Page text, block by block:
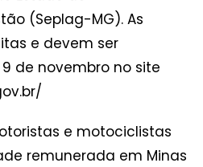
(Seplag-MG). As
e devem ser
de novembro no site
e motociclistas
remunerada em Minas